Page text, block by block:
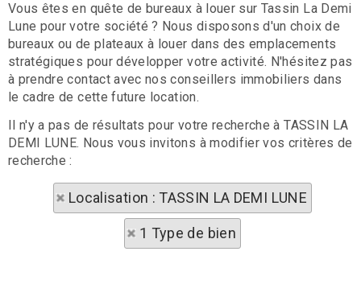
Vous êtes en quête de bureaux à louer sur Tassin La Demi
Lune pour votre société ? Nous disposons d'un choix de
bureaux ou de plateaux à louer dans des emplacements
stratégiques pour développer votre activité. N'hésitez pas
à prendre contact avec nos conseillers immobiliers dans
le cadre de cette future location.
Il n'y a pas de résultats pour votre recherche à TASSIN LA
DEMI LUNE. Nous vous invitons à modifier vos critères de
recherche :
Localisation : TASSIN LA DEMI LUNE
1 Type de bien